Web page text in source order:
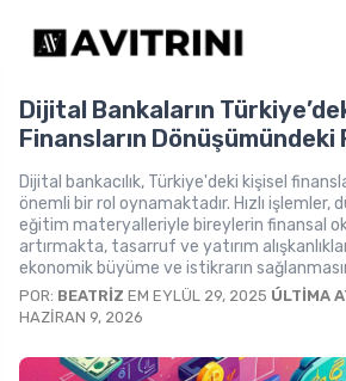
Dijital Bankaların
Finansların Dönüşümündeki
Dijital bankacılık, Türkiye'deki kişisel
önemli bir rol oynamaktadır. Hızlı işlemler,
eğitim materyalleriyle bireylerin finansal
artırmakta, tasarruf ve yatırım
ekonomik büyüme ve istikrarın
POR: BEATRIZ EM EYLÜL 29, 2025 ÚLTIMA
HAZIRAN 9, 2026